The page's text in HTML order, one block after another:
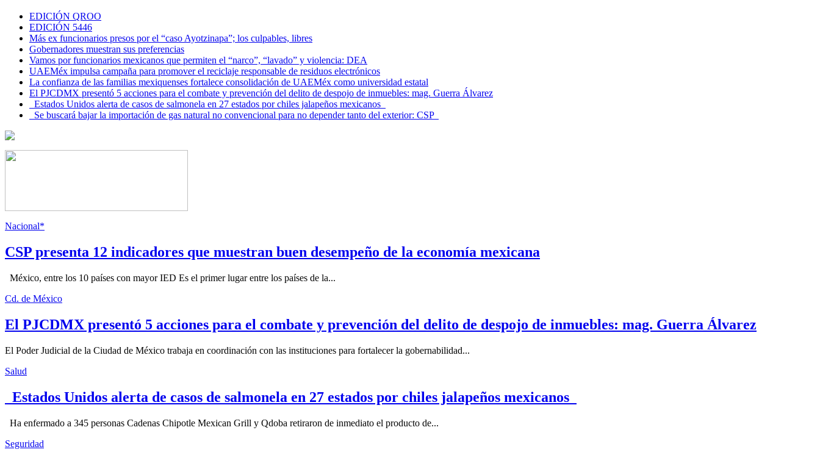
EDICIÓN QROO
EDICIÓN 5446
Más ex funcionarios presos por el “caso Ayotzinapa”; los culpables, libres
Gobernadores muestran sus preferencias
Vamos por funcionarios mexicanos que permiten el “narco”, “lavado” y violencia: DEA
UAEMéx impulsa campaña para promover el reciclaje responsable de residuos electrónicos
La confianza de las familias mexiquenses fortalece consolidación de UAEMéx como universidad estatal
El PJCDMX presentó 5 acciones para el combate y prevención del delito de despojo de inmuebles: mag. Guerra Álvarez
Estados Unidos alerta de casos de salmonela en 27 estados por chiles jalapeños mexicanos
Se buscará bajar la importación de gas natural no convencional para no depender tanto del exterior: CSP
Nacional*
CSP presenta 12 indicadores que muestran buen desempeño de la economía mexicana
México, entre los 10 países con mayor IED Es el primer lugar entre los países de la...
Cd. de México
El PJCDMX presentó 5 acciones para el combate y prevención del delito de despojo de inmuebles: mag. Guerra Álvarez
El Poder Judicial de la Ciudad de México trabaja en coordinación con las instituciones para fortalecer la gobernabilidad...
Salud
Estados Unidos alerta de casos de salmonela en 27 estados por chiles jalapeños mexicanos
Ha enfermado a 345 personas Cadenas Chipotle Mexican Grill y Qdoba retiraron de inmediato el producto de...
Seguridad